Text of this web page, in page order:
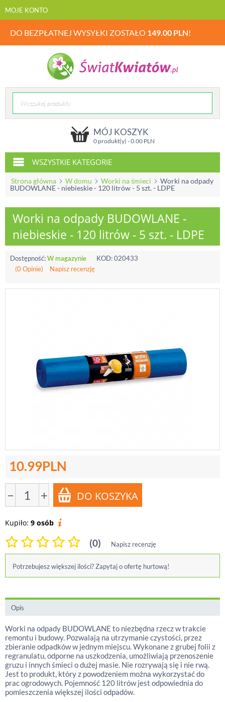
MOJE KONTO
DO BEZPŁATNEJ WYSYŁKI ZOSTAŁO 149.00 PLN!
MÓJ KOSZYK
0 produkt(y) -0.00PLN
WSZYSTKIE KATEGORIE
Strona główna W domu Worki na śmieci
Worki na odpady
BUDOWLANE - niebieskie - 120 litrów - 5 szt. - LDPE
Worki na odpady BUDOWLANE -
niebieskie - 120 litrów - 5 szt. - LDPE
Dostępność:W magazynie KOD:020433
(0 Opinie)
Napisz recenzję
10.99PLN
− +
Kupiło: 9 osób
(0) Napisz recenzję
Potrzebujesz większej ilości? Zapytaj o ofertę hurtową!
Opis
Worki na odpady BUDOWLANE to niezbędna rzecz w trakcie
remontu i budowy. Pozwalają na utrzymanie czystości, przez
zbieranie odpadków w jednym miejscu. Wykonane z grubej folii z
regranulatu, odporne na uszkodzenia, umożliwiają przenoszenie
gruzu i innych śmieci o dużej masie. Nie rozrywają się i nie rwą.
Jest to produkt, który z powodzeniem można wykorzystać do
prac ogrodowych. Pojemność 120 litrów jest odpowiednia do
pomieszczenia większej ilości odpadów.